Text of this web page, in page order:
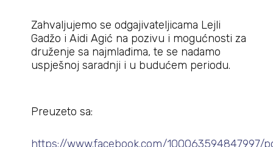
Zahvaljujemo se odgajivateljicama Lejli
Gadžo i Aidi Agić na pozivu i mogućnosti za
druženje sa najmlađima, te se nadamo
uspješnoj saradnji i u budućem periodu.
Preuzeto sa:
https://www.facebook.com/100063594847997/